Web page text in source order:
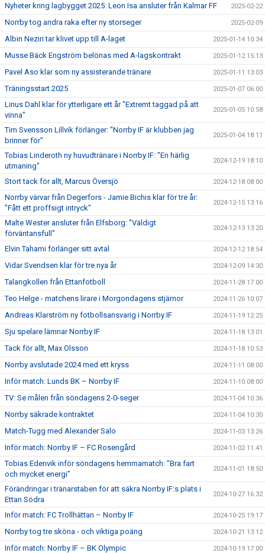
Nyheter kring lagbygget 2025: Leon Isa ansluter från Kalmar FF 2025-02-22
Norrby tog andra raka efter ny storseger 2025-02-09
Albin Neziri tar klivet upp till A-laget 2025-01-14 10:34
Musse Bäck Engström belönas med A-lagskontrakt 2025-01-12 15:13
Pavel Aso klar som ny assisterande tränare 2025-01-11 13:03
Träningsstart 2025 2025-01-07 06:00
Linus Dahl klar för ytterligare ett år "Extremt taggad på att
vinna"
2025-01-05 10:58
Tim Svensson Lillvik förlänger: "Norrby IF är klubben jag
brinner för"
2025-01-04 18:11
Tobias Linderoth ny huvudtränare i Norrby IF: "En härlig
utmaning"
2024-12-19 18:10
Stort tack för allt, Marcus Översjö 2024-12-18 08:00
Norrby värvar från Degerfors - Jamie Bichis klar för tre år:
"Fått ett proffsigt intryck"
2024-12-15 13:16
Malte Wester ansluter från Elfsborg: "Väldigt
förväntansfull"
2024-12-13 13:20
Elvin Tahami förlänger sitt avtal 2024-12-12 18:54
Vidar Svendsen klar för tre nya år 2024-12-09 14:30
Talangkollen från Ettanfotboll 2024-11-28 17:00
Teo Helge - matchens lirare i Morgondagens stjärnor 2024-11-26 10:07
Andreas Klarström ny fotbollsansvarig i Norrby IF 2024-11-19 12:25
Sju spelare lämnar Norrby IF 2024-11-18 13:01
Tack för allt, Max Olsson 2024-11-18 10:53
Norrby avslutade 2024 med ett kryss 2024-11-11 08:00
Inför match: Lunds BK – Norrby IF 2024-11-10 08:00
TV: Se målen från söndagens 2-0-seger 2024-11-04 10:36
Norrby säkrade kontraktet 2024-11-04 10:30
Match-Tugg med Alexander Salo 2024-11-03 13:26
Inför match: Norrby IF – FC Rosengård 2024-11-02 11:41
Tobias Edenvik inför söndagens hemmamatch: "Bra fart
och mycket energi"
2024-11-01 18:50
Förändringar i tränarstaben för att säkra Norrby IF:s plats i
Ettan Södra
2024-10-27 16:32
Inför match: FC Trollhättan – Norrby IF 2024-10-25 19:17
Norrby tog tre sköna - och viktiga poäng 2024-10-21 13:12
Inför match: Norrby IF – BK Olympic 2024-10-19 17:00